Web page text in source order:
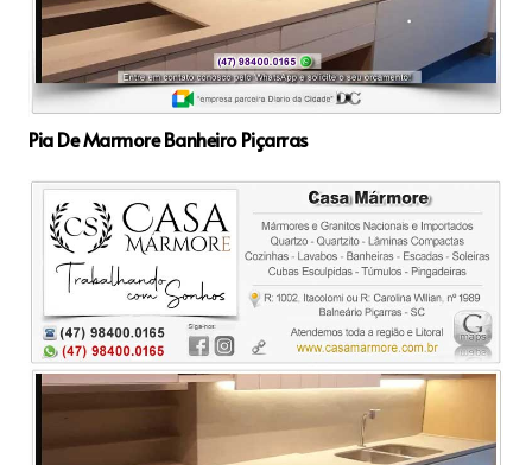
Pia De Marmore Banheiro Piçarras